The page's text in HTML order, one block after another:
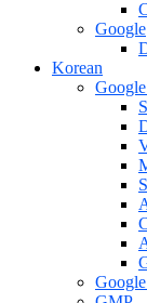
Google
Korean